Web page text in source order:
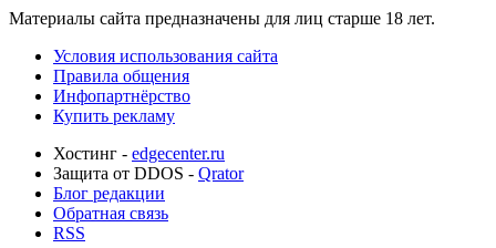
Материалы сайта предназначены для лиц старше 18 лет.
Условия использования сайта
Правила общения
Инфопартнёрство
Купить рекламу
Хостинг - edgecenter.ru
Защита от DDOS - Qrator
Блог редакции
Обратная связь
RSS